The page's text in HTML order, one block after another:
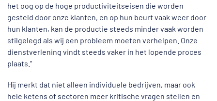
het oog op de hoge productiviteitseisen die worden
gesteld door onze klanten, en op hun beurt vaak weer door
hun klanten, kan de productie steeds minder vaak worden
stilgelegd als wij een probleem moeten verhelpen. Onze
dienstverlening vindt steeds vaker in het lopende proces
plaats.”
Hij merkt dat niet alleen individuele bedrijven, maar ook
hele ketens of sectoren meer kritische vragen stellen en